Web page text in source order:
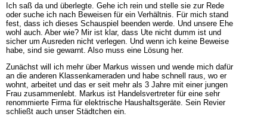
Ich saß da und überlegte. Gehe ich rein und stelle sie zur Rede
oder suche ich nach Beweisen für ein Verhältnis. Für mich stand
fest, dass ich dieses Schauspiel beenden werde. Und unsere Ehe
wohl auch. Aber wie? Mir ist klar, dass Ute nicht dumm ist und
sicher um Ausreden nicht verlegen. Und wenn ich keine Beweise
habe, sind sie gewarnt. Also muss eine Lösung her.
Zunächst will ich mehr über Markus wissen und wende mich dafür
an die anderen Klassenkameraden und habe schnell raus, wo er
wohnt, arbeitet und das er seit mehr als 3 Jahre mit einer jungen
Frau zusammenlebt. Markus ist Handelsvertreter für eine sehr
renommierte Firma für elektrische Haushaltsgeräte. Sein Revier
schließt auch unser Städtchen ein.